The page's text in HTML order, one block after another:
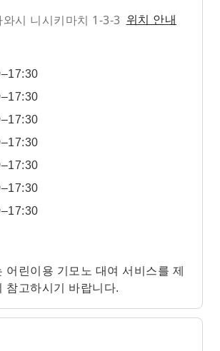
시 니시키마치 1-3-3 위치 안내
어린이용 기모노 대여 서비스를 제
참고하시기 바랍니다.